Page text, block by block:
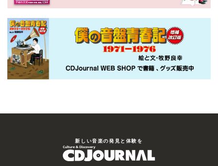
新しい⾳楽の発⾒と体験を